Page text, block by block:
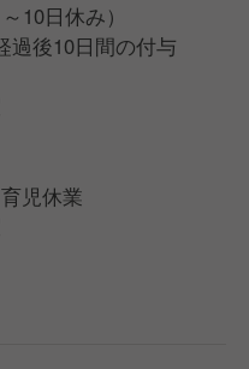
10日休み）
過後10日間の付与
児休業